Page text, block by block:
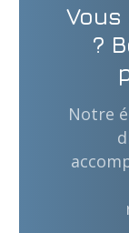
?
Notre